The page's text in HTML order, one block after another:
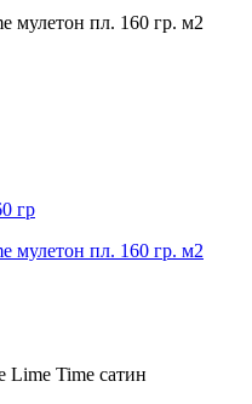
мулетон пл. 160 гр. м2
мулетон пл. 160 гр. м2
Lime Time сатин